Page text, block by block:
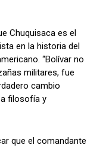
Chuquisaca es el
en la historia del
“Bolívar no
militares, fue
cambio
filosofía y
que el comandante